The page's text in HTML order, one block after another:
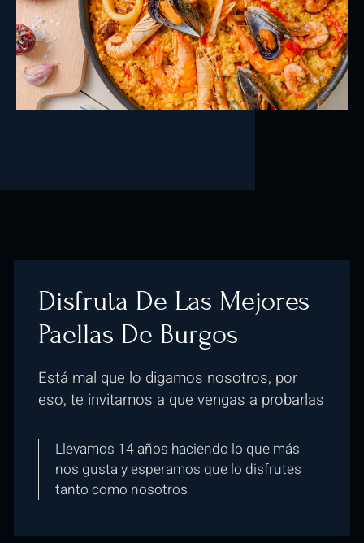
Disfruta De Las Mejores
Paellas De Burgos
Está mal que lo digamos nosotros, por
eso, te invitamos a que vengas a probarlas
Llevamos 14 años haciendo lo que más
nos gusta y esperamos que lo disfrutes
tanto como nosotros